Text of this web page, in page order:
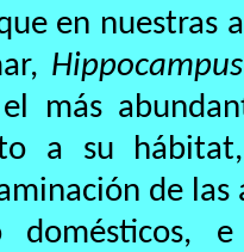
en nuestras
más
a su
de
domésticos,